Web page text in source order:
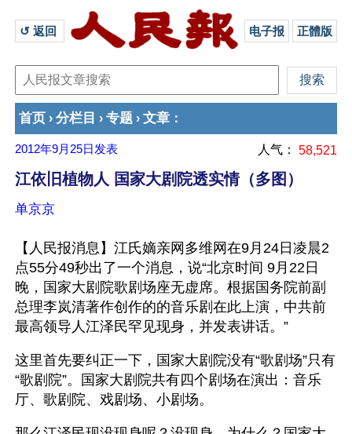
↺ 返回 电子报 正體版
首页 › 分栏目 › 专题 › 文章 ：
2012年9月25日 发表 人气： 58,521
江依旧植物人 国家大剧院透实情（多图）
单京京
【人民报消息】江氏嫡亲网多维网在9月24日凌晨2
点55分49秒出了一个消息，说“北京时间 9月22日
晚，国家大剧院歌剧场座无虚席。根据国务院前副
总理李岚清著作创作的的音乐剧在此上演，中共前
最高领导人江泽民罕见现身，并发表讲话。”
这里首先要纠正一下，国家大剧院没有“歌剧场”只有
“歌剧院”。国家大剧院共有四个剧场在演出：音乐
厅、歌剧院、戏剧场、小剧场。